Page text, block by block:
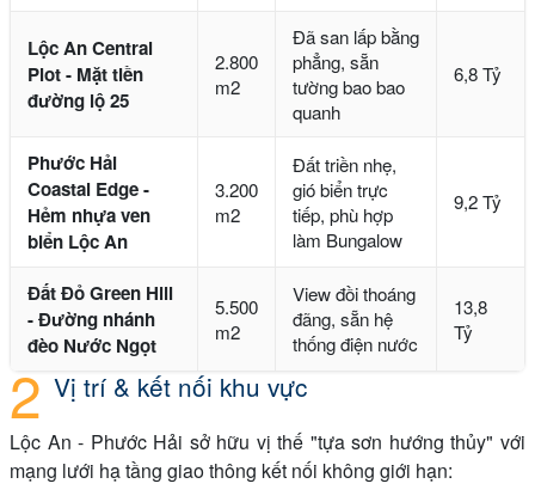
Lộc An Central
Plot - Mặt tiền
đường lộ 25
2.800
m2
Đã san lấp bằng
phẳng, sẵn
tường bao bao
quanh
6,8 Tỷ
Phước Hải
Coastal Edge -
Hẻm nhựa ven
biển Lộc An
3.200
m2
Đất triền nhẹ,
gió biển trực
tiếp, phù hợp
làm Bungalow
9,2 Tỷ
Đất Đỏ Green Hill
- Đường nhánh
đèo Nước Ngọt
5.500
m2
View đồi thoáng
đãng, sẵn hệ
thống điện nước
13,8
Tỷ
Vị trí & kết nối khu vực
Lộc An - Phước Hải sở hữu vị thế "tựa sơn hướng thủy" với
mạng lưới hạ tầng giao thông kết nối không giới hạn: